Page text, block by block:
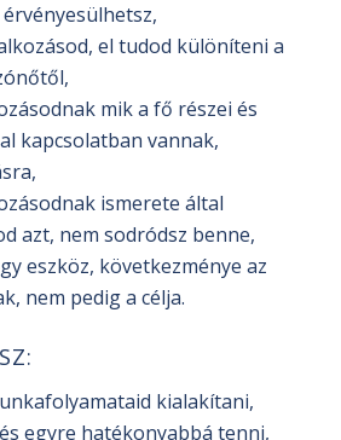
el tudod különíteni a
mik a fő részei és
kapcsolatban vannak,
ismerete által
azt, nem sodródsz benne,
eszköz, következménye az
nem pedig a célja.
kialakítani,
egyre hatékonyabbá tenni,